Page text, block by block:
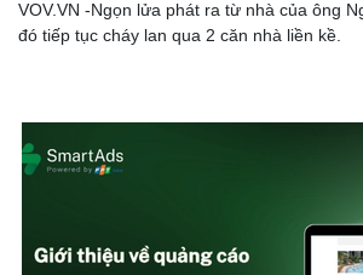
VOV.VN -Ngọn lửa phát ra từ nhà của ông
đó tiếp tục cháy lan qua 2 căn nhà liền kề.